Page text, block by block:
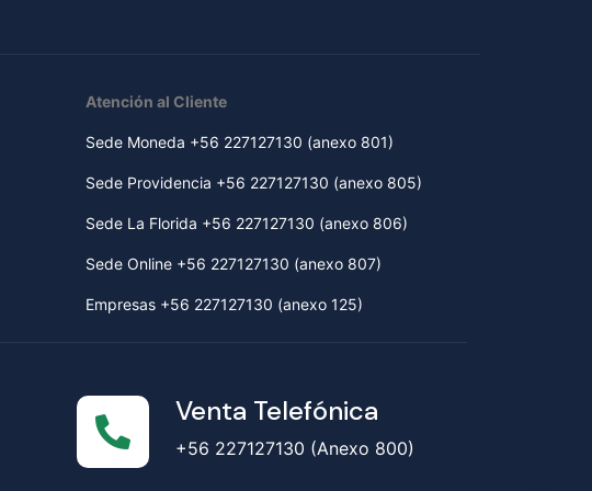
Atención al Cliente
Sede Moneda +56 227127130 (anexo 801)
Sede Providencia +56 227127130 (anexo 805)
Sede La Florida +56 227127130 (anexo 806)
Sede Online +56 227127130 (anexo 807)
Empresas +56 227127130 (anexo 125)
Venta Telefónica
+56 227127130 (Anexo 800)